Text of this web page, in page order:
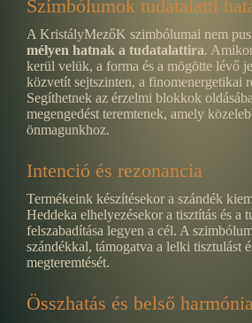
Szimbólumok tudatalatti
A KristályMezőK szimbólumai nem
mélyen hatnak a tudatalattira.
kerül velük, a forma és a mögötte lévő
közvetít sejtszinten, a finomenergetikai
Segíthetnek az érzelmi blokkok
megengedést teremtenek, amely
önmagunkhoz.
Intenció és rezonancia
Termékeink készítésekor a szándék
Heddeka elhelyezésekor a tisztítás és a
felszabadítása legyen a cél. A
szándékkal, támogatva a lelki tisztulást
megteremtését.
Összhatás és belső